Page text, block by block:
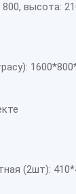
высота:
(2шт):